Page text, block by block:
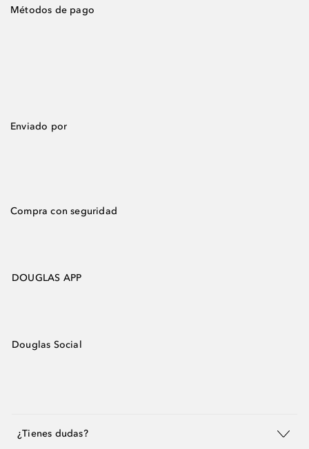
Métodos de pago
Enviado por
Compra con seguridad
DOUGLAS APP
Douglas Social
¿Tienes dudas?